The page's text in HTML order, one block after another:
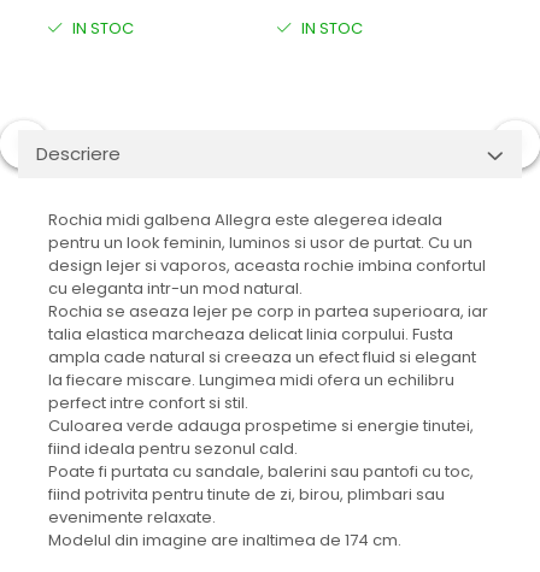
IN STOC IN STOC
Descriere
Rochia midi galbena Allegra este alegerea ideala
pentru un look feminin, luminos si usor de purtat. Cu un
design lejer si vaporos, aceasta rochie imbina confortul
cu eleganta intr-un mod natural.
Rochia se aseaza lejer pe corp in partea superioara, iar
talia elastica marcheaza delicat linia corpului. Fusta
ampla cade natural si creeaza un efect fluid si elegant
la fiecare miscare. Lungimea midi ofera un echilibru
perfect intre confort si stil.
Culoarea verde adauga prospetime si energie tinutei,
fiind ideala pentru sezonul cald.
Poate fi purtata cu sandale, balerini sau pantofi cu toc,
fiind potrivita pentru tinute de zi, birou, plimbari sau
evenimente relaxate.
Modelul din imagine are inaltimea de 174 cm.